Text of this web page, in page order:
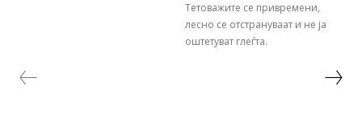
Тетоважите се привремени,
лесно се отстрануваат и не ја
оштетуват глеѓта.